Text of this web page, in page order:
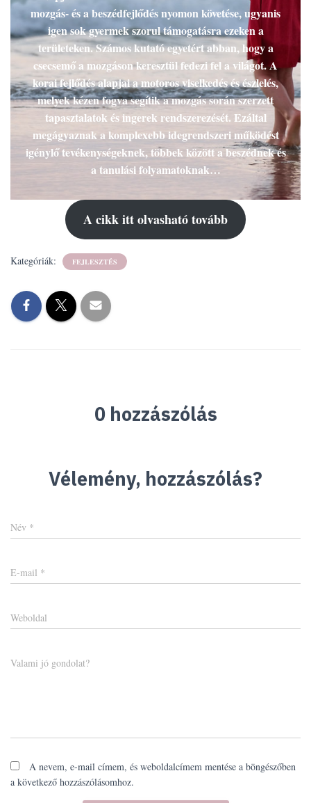
mozgás- és a beszédfejlődés nyomon követése, ugyanis
igen sok gyermek szorul támogatásra ezeken a
területeken. Számos kutató egyetért abban, hogy a
csecsemő a mozgáson keresztül fedezi fel a világot. A
korai fejlődés alapjai a motoros viselkedés és észlelés,
melyek kézen fogva segítik a mozgás során szerzett
tapasztalatok és ingerek rendszerezését. Ezáltal
megágyaznak a komplexebb idegrendszeri működést
igénylő tevékenységeknek, többek között a beszédnek és
a tanulási folyamatoknak…
A cikk itt olvasható tovább
Kategóriák: FEJLESZTÉS
0 hozzászólás
Vélemény, hozzászólás?
Név *
E-mail *
Weboldal
Valami jó gondolat?
A nevem, e-mail címem, és weboldalcímem mentése a böngészőben
a következő hozzászólásomhoz.